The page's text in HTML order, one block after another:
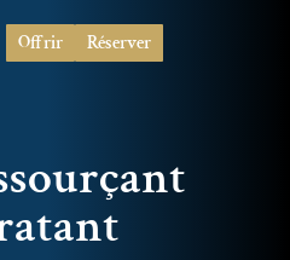
Offrir Réserver